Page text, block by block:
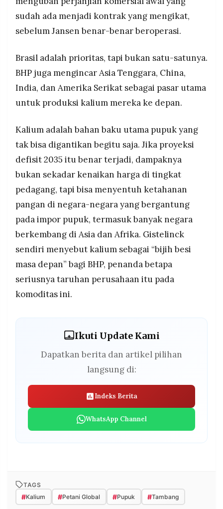
sudah ada menjadi kontrak yang mengikat,
sebelum Jansen benar-benar beroperasi.
Brasil adalah prioritas, tapi bukan satu-satunya.
BHP juga mengincar Asia Tenggara, China,
India, dan Amerika Serikat sebagai pasar utama
untuk produksi kalium mereka ke depan.
Kalium adalah bahan baku utama pupuk yang
tak bisa digantikan begitu saja. Jika proyeksi
defisit 2035 itu benar terjadi, dampaknya
bukan sekadar kenaikan harga di tingkat
pedagang, tapi bisa menyentuh ketahanan
pangan di negara-negara yang bergantung
pada impor pupuk, termasuk banyak negara
berkembang di Asia dan Afrika. Gistelinck
sendiri menyebut kalium sebagai “bijih besi
masa depan” bagi BHP, penanda betapa
seriusnya taruhan perusahaan itu pada
komoditas ini.
Ikuti Update Kami
Dapatkan berita dan artikel pilihan
langsung di:
Indeks Berita
WhatsApp Channel
TAGS
#Kalium #Petani Global #Pupuk #Tambang